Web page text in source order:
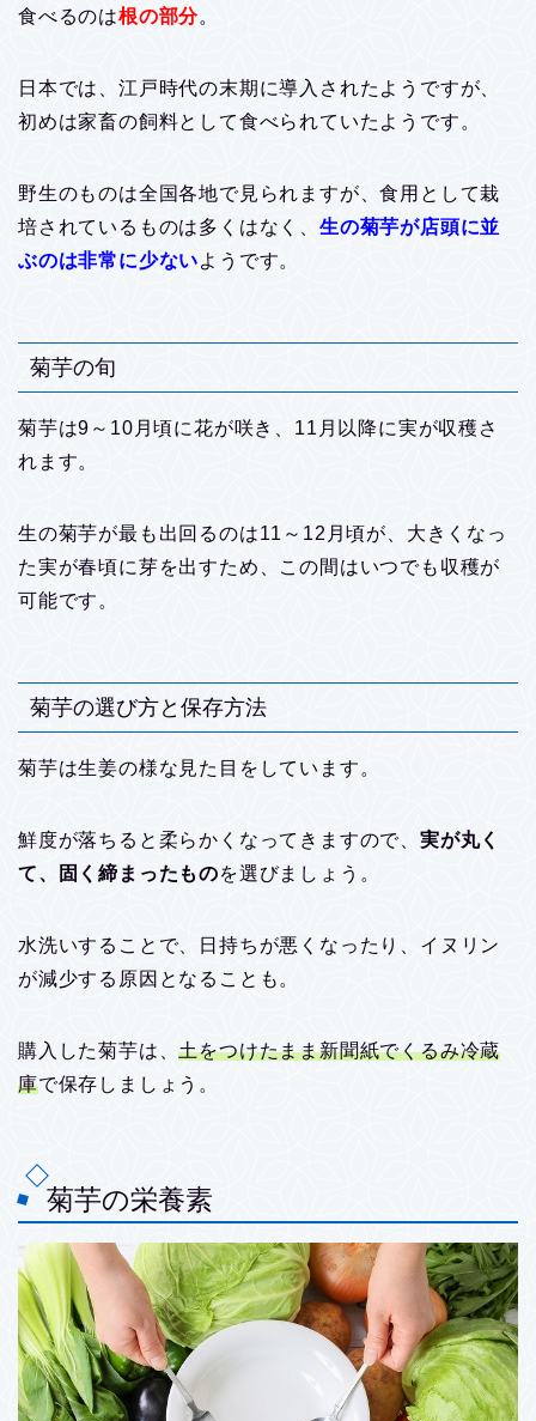
食べるのは根の部分。
日本では、江戸時代の末期に導入されたようですが、
初めは家畜の飼料として食べられていたようです。
野生のものは全国各地で見られますが、食用として栽
培されているものは多くはなく、 生の菊芋が店頭に並
ぶのは非常に少ないようです。
菊芋の旬
菊芋は9～10月頃に花が咲き、11月以降に実が収穫さ
れます。
生の菊芋が最も出回るのは11～12月頃が、大きくなっ
た実が春頃に芽を出すため、この間はいつでも収穫が
可能です。
菊芋の選び方と保存方法
菊芋は生姜の様な見た目をしています。
鮮度が落ちると柔らかくなってきますので、 実が丸く
て、固く締まったものを選びましょう。
水洗いすることで、日持ちが悪くなったり、イヌリン
が減少する原因となることも。
購入した菊芋は、土をつけたまま新聞紙でくるみ冷蔵
庫で保存しましょう。
菊芋の栄養素